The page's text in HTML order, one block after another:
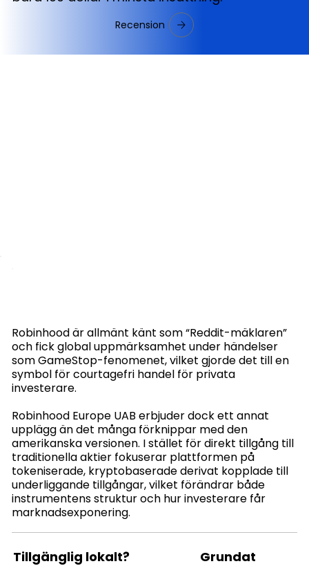
Recension
Robinhood är allmänt känt som “Reddit-mäklaren”
och fick global uppmärksamhet under händelser
som GameStop-fenomenet, vilket gjorde det till en
symbol för courtagefri handel för privata
investerare.
Robinhood Europe UAB erbjuder dock ett annat
upplägg än det många förknippar med den
amerikanska versionen. I stället för direkt tillgång till
traditionella aktier fokuserar plattformen på
tokeniserade, kryptobaserade derivat kopplade till
underliggande tillgångar, vilket förändrar både
instrumentens struktur och hur investerare får
marknadsexponering.
Tillgänglig lokalt? Grundat